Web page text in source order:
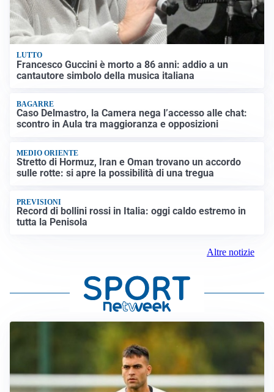
LUTTO
Francesco Guccini è morto a 86 anni: addio a un
cantautore simbolo della musica italiana
BAGARRE
Caso Delmastro, la Camera nega l’accesso alle chat:
scontro in Aula tra maggioranza e opposizioni
MEDIO ORIENTE
Stretto di Hormuz, Iran e Oman trovano un accordo
sulle rotte: si apre la possibilità di una tregua
PREVISIONI
Record di bollini rossi in Italia: oggi caldo estremo in
tutta la Penisola
Altre notizie